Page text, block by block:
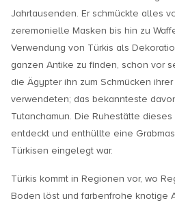
Jahrtausenden. Er schmückte alles
zeremonielle Masken bis hin zu
Verwendung von Türkis als
ganzen Antike zu finden, schon vor
die Ägypter ihn zum Schmücken
verwendeten; das bekannteste
Tutanchamun. Die Ruhestätte
entdeckt und enthüllte eine
Türkisen eingelegt war.
Türkis kommt in Regionen vor, wo
Boden löst und farbenfrohe knotige